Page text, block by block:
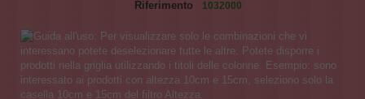
Riferimento 1032000